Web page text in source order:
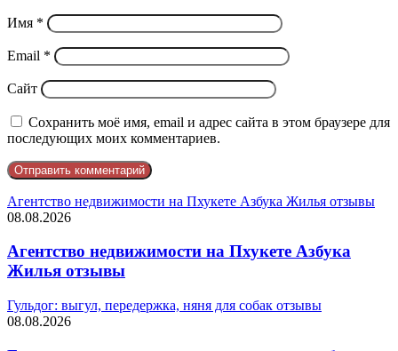
Имя *
Email *
Сайт
Сохранить моё имя, email и адрес сайта в этом браузере для
последующих моих комментариев.
Агентство недвижимости на Пхукете Азбука Жилья отзывы
08.08.2026
Агентство недвижимости на Пхукете Азбука
Жилья отзывы
Гульдог: выгул, передержка, няня для собак отзывы
08.08.2026